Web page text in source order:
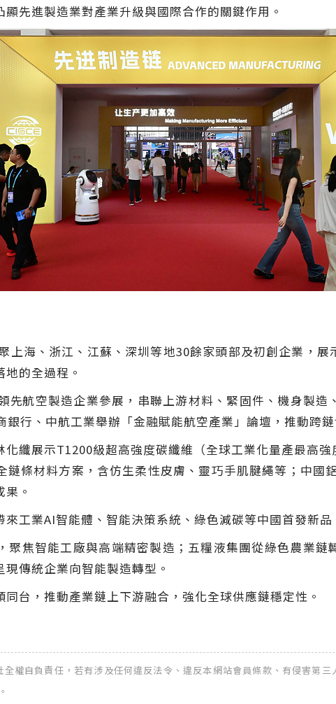
先進製造業對產業升級與國際合作的關鍵作用。
上海、浙江、江蘇、深圳等地30餘家頭部及初創企業，
的全過程。
先航空製造企業參展，串聯上游材料、緊固件、機身製
行、中航工業舉辦「金融賦能航空產業」論壇，推動跨鏈
纖展示T1200級超高強度碳纖維（全球工業化量產最高
鏈條材料方案，含仿生柔性皮膚、靈巧手肌腱繩等；中國
。
工業AI智能體、智能決策系統、綠色減碳等中國首發新
聚焦智能工廠與高端精密製造；五糧液集團從綠色農業
傳統企業向智能製造轉型。
台，推動產業鏈上下游融合，強化全球供應鏈穩定性。
權自負責任，若有涉及任何違反法令、違反本網站會員條款、有侵害第